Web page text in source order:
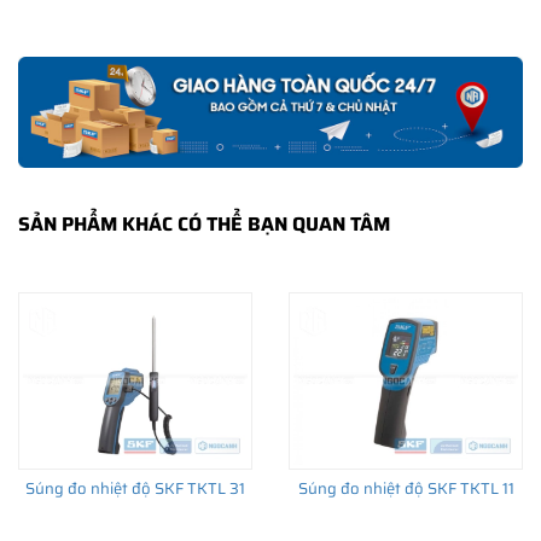
loại nhỏ sử dụng điện áp 230V
- Công suất 2 kVA, khối lượng vòng bi tối đa 40kg (trục d=20-
300 mm)
- Cung cấp 3 thanh ngang tiêu chuẩn
SẢN PHẨM KHÁC CÓ THỂ BẠN QUAN TÂM
Súng đo nhiệt độ SKF TKTL 31 Súng đo nhiệt độ SKF TKTL 11